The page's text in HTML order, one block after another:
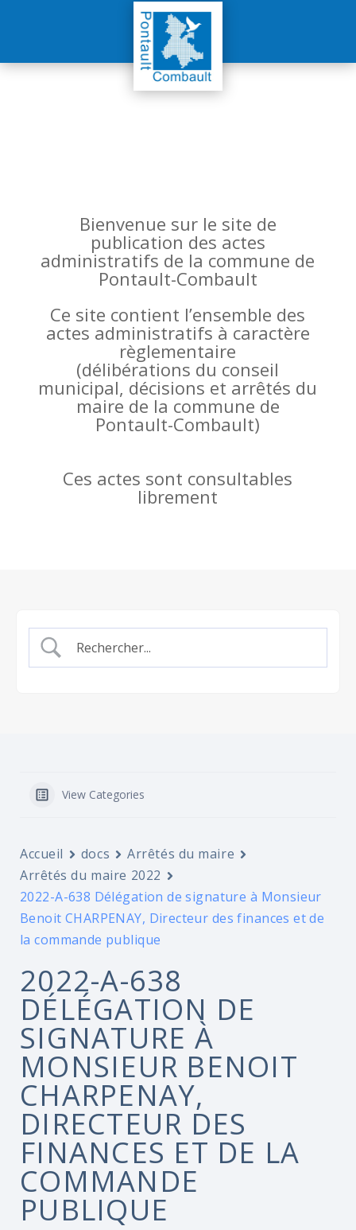
Bienvenue sur le site de
publication des actes
administratifs de la commune de
Pontault-Combault
Ce site contient l’ensemble des
actes administratifs à caractère
règlementaire
(délibérations du conseil
municipal, décisions et arrêtés du
maire de la commune de
Pontault-Combault)
Ces actes sont consultables
librement
View Categories
Accueil docs
Arrêtés du maire
Arrêtés du maire 2022
2022-A-638 Délégation de signature à Monsieur
Benoit CHARPENAY, Directeur des finances et de
la commande publique
2022-A-638
DÉLÉGATION DE
SIGNATURE À
MONSIEUR BENOIT
CHARPENAY,
DIRECTEUR DES
FINANCES ET DE LA
COMMANDE
PUBLIQUE